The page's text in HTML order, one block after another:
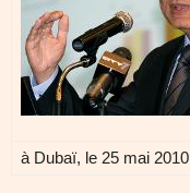
à Dubaï, le 25 mai 2010